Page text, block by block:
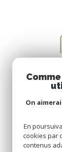
On
En
cookies par
contenus